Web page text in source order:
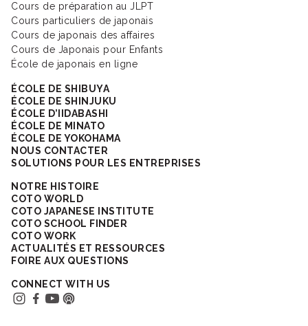
Cours de préparation au JLPT
Cours particuliers de japonais
Cours de japonais des affaires
Cours de Japonais pour Enfants
École de japonais en ligne
ÉCOLE DE SHIBUYA
ÉCOLE DE SHINJUKU
ÉCOLE D’IIDABASHI
ÉCOLE DE MINATO
ÉCOLE DE YOKOHAMA
NOUS CONTACTER
SOLUTIONS POUR LES ENTREPRISES
NOTRE HISTOIRE
COTO WORLD
COTO JAPANESE INSTITUTE
COTO SCHOOL FINDER
COTO WORK
ACTUALITÉS ET RESSOURCES
FOIRE AUX QUESTIONS
CONNECT WITH US